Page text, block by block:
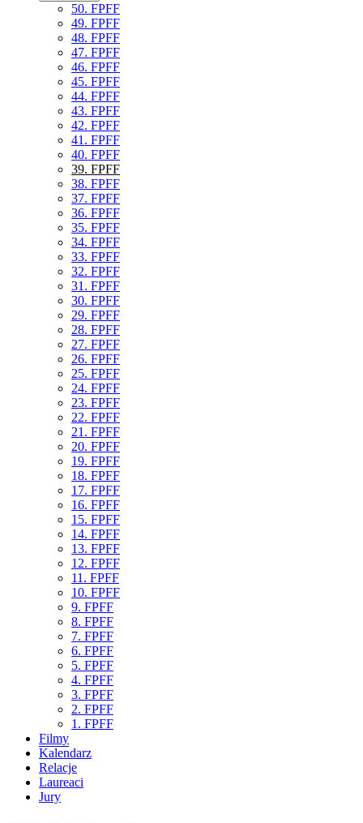
50. FPFF
49. FPFF
48. FPFF
47. FPFF
46. FPFF
45. FPFF
44. FPFF
43. FPFF
42. FPFF
41. FPFF
40. FPFF
39. FPFF
38. FPFF
37. FPFF
36. FPFF
35. FPFF
34. FPFF
33. FPFF
32. FPFF
31. FPFF
30. FPFF
29. FPFF
28. FPFF
27. FPFF
26. FPFF
25. FPFF
24. FPFF
23. FPFF
22. FPFF
21. FPFF
20. FPFF
19. FPFF
18. FPFF
17. FPFF
16. FPFF
15. FPFF
14. FPFF
13. FPFF
12. FPFF
11. FPFF
10. FPFF
9. FPFF
8. FPFF
7. FPFF
6. FPFF
5. FPFF
4. FPFF
3. FPFF
2. FPFF
1. FPFF
Filmy
Kalendarz
Relacje
Laureaci
Jury